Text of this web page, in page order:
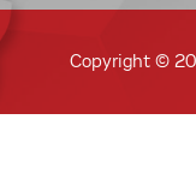
Copyright ©